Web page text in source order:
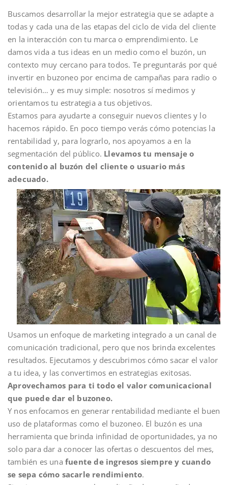
Buscamos desarrollar la mejor estrategia que se adapte a
todas y cada una de las etapas del ciclo de vida del cliente
en la interacción con tu marca o emprendimiento. Le
damos vida a tus ideas en un medio como el buzón, un
contexto muy cercano para todos. Te preguntarás por qué
invertir en buzoneo por encima de campañas para radio o
televisión… y es muy simple: nosotros sí medimos y
orientamos tu estrategia a tus objetivos.
Estamos para ayudarte a conseguir nuevos clientes y lo
hacemos rápido. En poco tiempo verás cómo potencias la
rentabilidad y, para lograrlo, nos apoyamos a en la
segmentación del público. Llevamos tu mensaje o
contenido al buzón del cliente o usuario más
adecuado.
Usamos un enfoque de marketing integrado a un canal de
comunicación tradicional, pero que nos brinda excelentes
resultados. Ejecutamos y descubrimos cómo sacar el valor
a tu idea, y las convertimos en estrategias exitosas.
Aprovechamos para ti todo el valor comunicacional
que puede dar el buzoneo.
Y nos enfocamos en generar rentabilidad mediante el buen
uso de plataformas como el buzoneo. El buzón es una
herramienta que brinda infinidad de oportunidades, ya no
solo para dar a conocer las ofertas o descuentos del mes,
también es una fuente de ingresos siempre y cuando
se sepa cómo sacarle rendimiento.